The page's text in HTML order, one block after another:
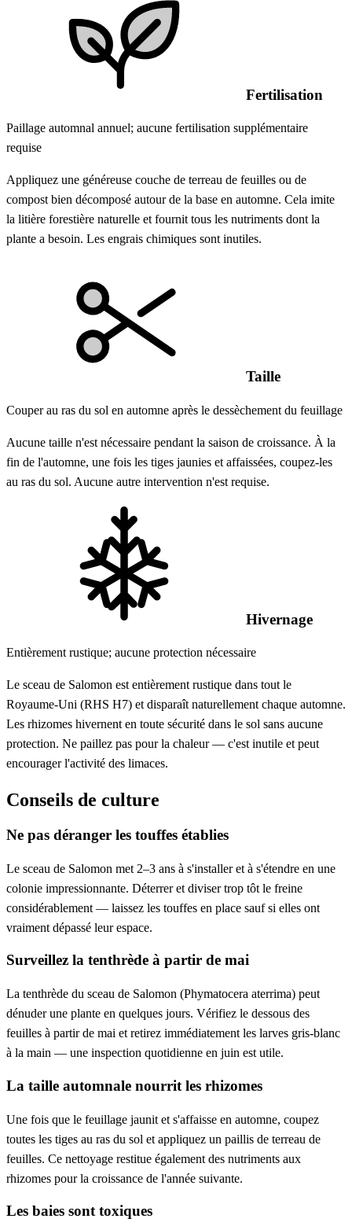
Fertilisation
Paillage automnal annuel; aucune fertilisation supplémentaire
requise
Appliquez une généreuse couche de terreau de feuilles ou de
compost bien décomposé autour de la base en automne. Cela imite
la litière forestière naturelle et fournit tous les nutriments dont la
plante a besoin. Les engrais chimiques sont inutiles.
Taille
Couper au ras du sol en automne après le dessèchement du feuillage
Aucune taille n'est nécessaire pendant la saison de croissance. À la
fin de l'automne, une fois les tiges jaunies et affaissées, coupez-les
au ras du sol. Aucune autre intervention n'est requise.
Hivernage
Entièrement rustique; aucune protection nécessaire
Le sceau de Salomon est entièrement rustique dans tout le
Royaume-Uni (RHS H7) et disparaît naturellement chaque automne.
Les rhizomes hivernent en toute sécurité dans le sol sans aucune
protection. Ne paillez pas pour la chaleur — c'est inutile et peut
encourager l'activité des limaces.
Conseils de culture
Ne pas déranger les touffes établies
Le sceau de Salomon met 2–3 ans à s'installer et à s'étendre en une
colonie impressionnante. Déterrer et diviser trop tôt le freine
considérablement — laissez les touffes en place sauf si elles ont
vraiment dépassé leur espace.
Surveillez la tenthrède à partir de mai
La tenthrède du sceau de Salomon (Phymatocera aterrima) peut
dénuder une plante en quelques jours. Vérifiez le dessous des
feuilles à partir de mai et retirez immédiatement les larves gris-blanc
à la main — une inspection quotidienne en juin est utile.
La taille automnale nourrit les rhizomes
Une fois que le feuillage jaunit et s'affaisse en automne, coupez
toutes les tiges au ras du sol et appliquez un paillis de terreau de
feuilles. Ce nettoyage restitue également des nutriments aux
rhizomes pour la croissance de l'année suivante.
Les baies sont toxiques